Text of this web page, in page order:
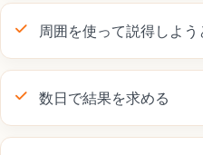
周囲を使って説得しよう
数日で結果を求める